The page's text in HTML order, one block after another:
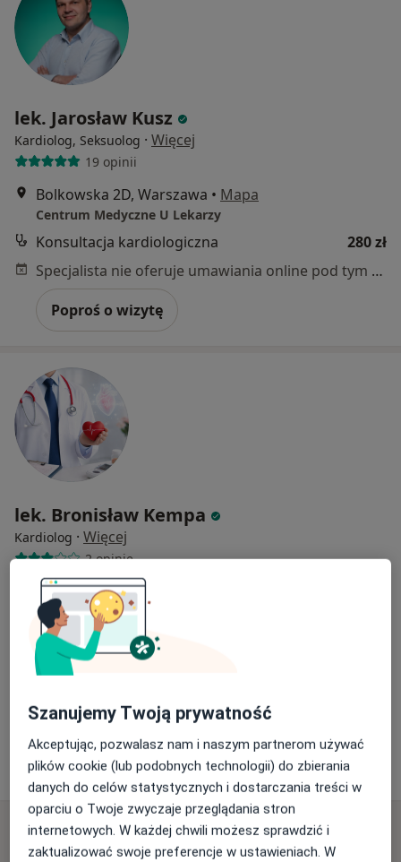
lek. Jarosław Kusz
Kardiolog, Seksuolog · Więcej
19 opinii
Bolkowska 2D, Warszawa • Mapa
Centrum Medyczne U Lekarzy
Konsultacja kardiologiczna
280 zł
Specjalista nie oferuje umawiania online pod tym adresem.
Poproś o wizytę
lek. Bronisław Kempa
Kardiolog · Więcej
2 opinie
Adres 1 Adres 2
Wrocławska 21 A, Warszawa
Centrum Medyczne Bemowo
Poproś o wizytę
Dostępni specjaliści
Szanujemy Twoją prywatność
Akceptując, pozwalasz nam i naszym partnerom używać
plików cookie (lub podobnych technologii) do zbierania
danych do celów statystycznych i dostarczania treści w
oparciu o Twoje zwyczaje przeglądania stron
internetowych. W każdej chwili możesz sprawdzić i
zaktualizować swoje preferencje w ustawieniach. W